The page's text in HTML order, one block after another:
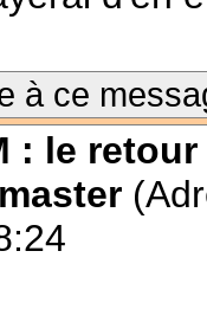
à ce
: le retour